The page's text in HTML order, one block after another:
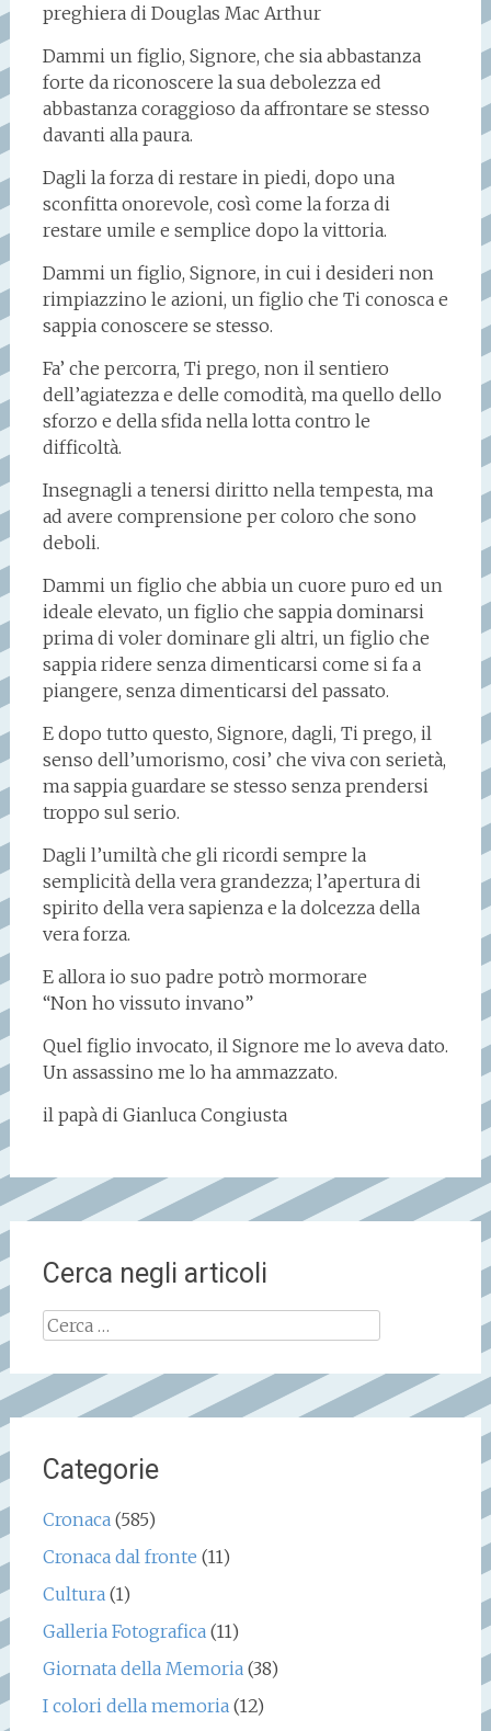
preghiera di Douglas Mac Arthur
Dammi un figlio, Signore, che sia abbastanza
forte da riconoscere la sua debolezza ed
abbastanza coraggioso da affrontare se stesso
davanti alla paura.
Dagli la forza di restare in piedi, dopo una
sconfitta onorevole, così come la forza di
restare umile e semplice dopo la vittoria.
Dammi un figlio, Signore, in cui i desideri non
rimpiazzino le azioni, un figlio che Ti conosca e
sappia conoscere se stesso.
Fa’ che percorra, Ti prego, non il sentiero
dell’agiatezza e delle comodità, ma quello dello
sforzo e della sfida nella lotta contro le
difficoltà.
Insegnagli a tenersi diritto nella tempesta, ma
ad avere comprensione per coloro che sono
deboli.
Dammi un figlio che abbia un cuore puro ed un
ideale elevato, un figlio che sappia dominarsi
prima di voler dominare gli altri, un figlio che
sappia ridere senza dimenticarsi come si fa a
piangere, senza dimenticarsi del passato.
E dopo tutto questo, Signore, dagli, Ti prego, il
senso dell’umorismo, cosi’ che viva con serietà,
ma sappia guardare se stesso senza prendersi
troppo sul serio.
Dagli l’umiltà che gli ricordi sempre la
semplicità della vera grandezza; l’apertura di
spirito della vera sapienza e la dolcezza della
vera forza.
E allora io suo padre potrò mormorare
“Non ho vissuto invano”
Quel figlio invocato, il Signore me lo aveva dato.
Un assassino me lo ha ammazzato.
il papà di Gianluca Congiusta
Cerca negli articoli
Ricerca
Categorie
Cronaca(585)
Cronaca dal fronte (11)
Cultura(1)
Galleria Fotografica(11)
Giornata della Memoria(38)
I colori della memoria(12)